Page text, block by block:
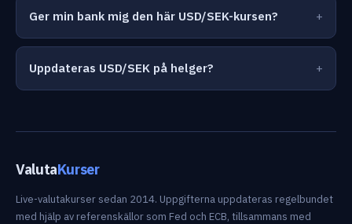
Ger min bank mig den här USD/SEK-kursen?
Uppdateras USD/SEK på helger?
ValutaKurser
Live-valutakurser sedan 2014. Uppgifterna uppdateras regelbundet
med hjälp av referenskällor som Fed och ECB, tillsammans med